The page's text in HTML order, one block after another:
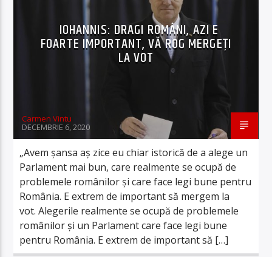
IOHANNIS: DRAGI ROMÂNI, AZI E
FOARTE IMPORTANT, VĂ ROG MERGEȚI
LA VOT
Carmen Vintu
DECEMBRIE 6, 2020
„Avem șansa aș zice eu chiar istorică de a alege un
Parlament mai bun, care realmente se ocupă de
problemele românilor și care face legi bune pentru
România. E extrem de important să mergem la
vot. Alegerile realmente se ocupă de problemele
românilor și un Parlament care face legi bune
pentru România. E extrem de important să […]